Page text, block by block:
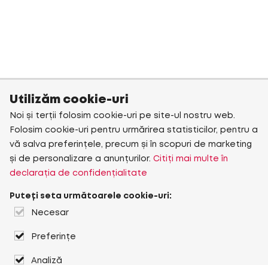
Utilizăm cookie-uri
Noi și terții folosim cookie-uri pe site-ul nostru web.
Folosim cookie-uri pentru urmărirea statisticilor, pentru a
vă salva preferințele, precum și în scopuri de marketing
și de personalizare a anunțurilor. Citiți mai multe în
declarația de confidențialitate
Puteți seta următoarele cookie-uri:
Necesar
Preferințe
Analiză